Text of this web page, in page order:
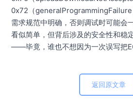
0x72（generalProgrammingFailure
需求规范中明确，否则调试时可能会
看似简单，但背后涉及的安全性和稳
——毕竟，谁也不想因为一次误写把
返回原文章